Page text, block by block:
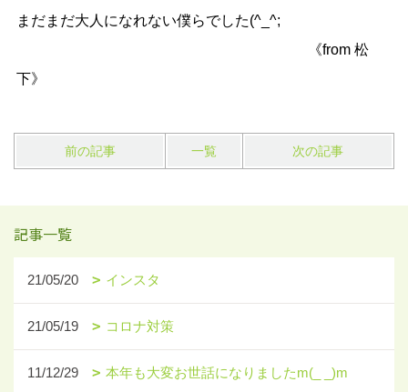
まだまだ大人になれない僕らでした(^_^;
《from 松
下》
前の記事 一覧 次の記事
記事一覧
21/05/20 インスタ
21/05/19 コロナ対策
11/12/29 本年も大変お世話になりましたm(_ _)m